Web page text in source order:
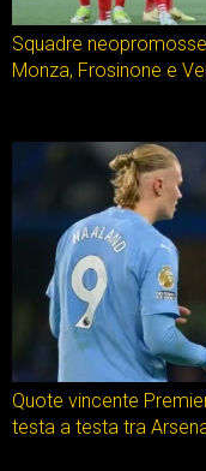
Squadre
Monza, Frosinone e
Quote vincente
testa a testa tra